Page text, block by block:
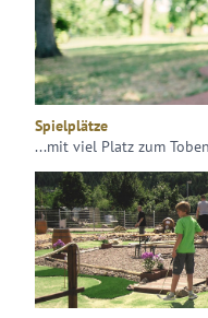
Spielplätze
...mit viel Platz zum